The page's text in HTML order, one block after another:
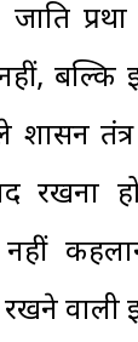
बल्कि
रखना
नहीं
वाली